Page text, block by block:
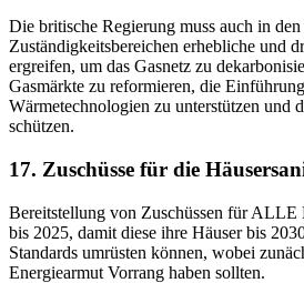
Die britische Regierung muss auch in
Zuständigkeitsbereichen erhebliche und
ergreifen, um das Gasnetz zu
Gasmärkte zu reformieren, die
Wärmetechnologien zu unterstützen und
schützen.
17. Zuschüsse für die
Bereitstellung von Zuschüssen für ALLE
bis 2025, damit diese ihre Häuser bis
Standards umrüsten können, wobei
Energiearmut Vorrang haben sollten.